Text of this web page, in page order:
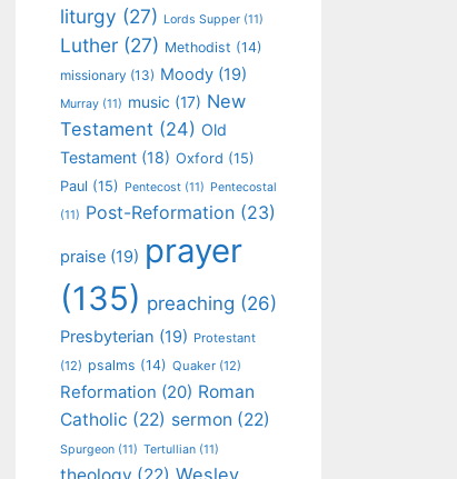
liturgy (27) Lords Supper (11)
Luther (27) Methodist (14)
missionary (13) Moody (19)
Murray (11) music (17) New
Testament (24) Old
Testament (18) Oxford (15)
Paul (15) Pentecost (11) Pentecostal
(11) Post-Reformation (23)
praise (19) prayer
(135) preaching (26)
Presbyterian (19) Protestant
(12) psalms (14) Quaker (12)
Reformation (20) Roman
Catholic (22) sermon (22)
Spurgeon (11) Tertullian (11)
Wesley